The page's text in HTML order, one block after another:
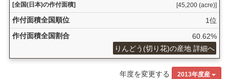
[全国(日本)の作付面積] [45,200 (acre)]
作付面積全国順位
1位
作付面積全国割合
60.62%
りんどう(切り花)の産地 詳細へ
年度を変更する 2013年度産